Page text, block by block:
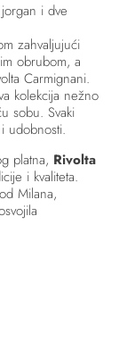
i dve
zahvaljujući
obrubom, a
Carmignani.
kolekcija nežno
sobu. Svaki
udobnosti.
platna, Rivolta
i kvaliteta.
Milana,